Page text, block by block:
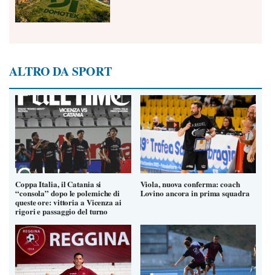
ALTRO DA SPORT
Coppa Italia, il Catania si
“consola” dopo le polemiche di
queste ore: vittoria a Vicenza ai
rigori e passaggio del turno
Viola, nuova conferma: coach
Lovino ancora in prima squadra